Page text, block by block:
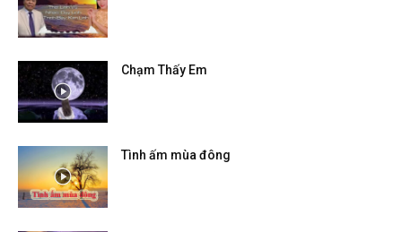
Chạm Thấy Em
Tình ấm mùa đông